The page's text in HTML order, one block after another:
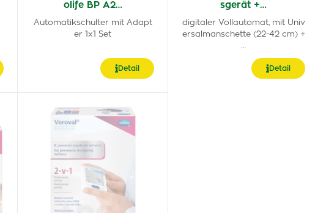
olife BP A2…
Automatikschulter mit Adapt
er 1x1 Set
Detail
sgerät +…
digitaler Vollautomat, mit Univ
ersalmanschette (22-42 cm) +
…
Detail